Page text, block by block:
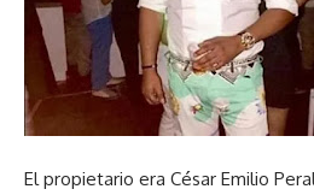
El propietario era César Emilio